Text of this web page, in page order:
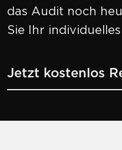
das Audit noch
Sie Ihr
Jetzt kostenlos